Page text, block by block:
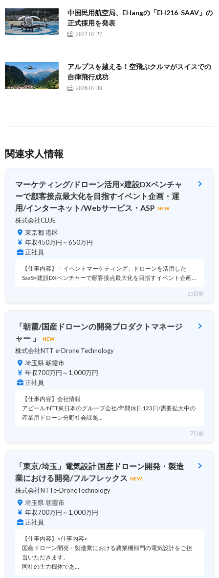
中国民用航空局、EHangの「EH216-SAAV」の
正式採用を発表
2022.02.27
アルプスを越える！空飛ぶクルマがスイスでの
自律飛行成功
2026.07.30
関連求人情報
マーケティング/ドローン活用×建設DXベンチャ
ーで顧客接点最大化を目指すイベント企画・運
用/インターネット/Webサービス・ASP NEW
株式会社CLUE
東京都 港区
年収450万円～650万円
正社員
【仕事内容】「イベントマーケティング」ドローンを活用した
SaaS×建設DXベンチャーで顧客接点最大化を目指すイベント企画…
25日前
「朝霞/国産ドローンの開発プロダクトマネージ
ャー 」
NEW
株式会社NTT e-Drone Technology
埼玉県 朝霞市
年収700万円～1,000万円
正社員
【仕事内容】会社情報
アピール:NTT東日本のグループ会社/年間休日123日/需要拡大中の
産業用ドローン分野社会課題…
7日前
「東京/埼玉」電気設計 国産ドローン開発・製造
業における開発/フルフレックス NEW
株式会社NTTe-DroneTechnology
埼玉県 朝霞市
年収700万円～1,000万円
正社員
【仕事内容】<仕事内容>
国産ドローン開発・製造業における農業機部門の電気設計をご担
当いただきます。
同社の主力機体であ…